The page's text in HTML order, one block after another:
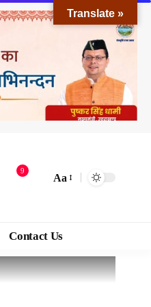
9
Aa
Contact Us
Translate »